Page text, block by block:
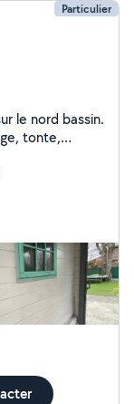
Particulier
le nord bassin.
tonte,